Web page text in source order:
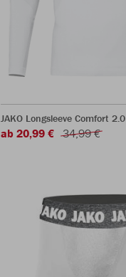
JAKO Longsleeve Comfort 2.0
ab 20,99 € 34,99 €